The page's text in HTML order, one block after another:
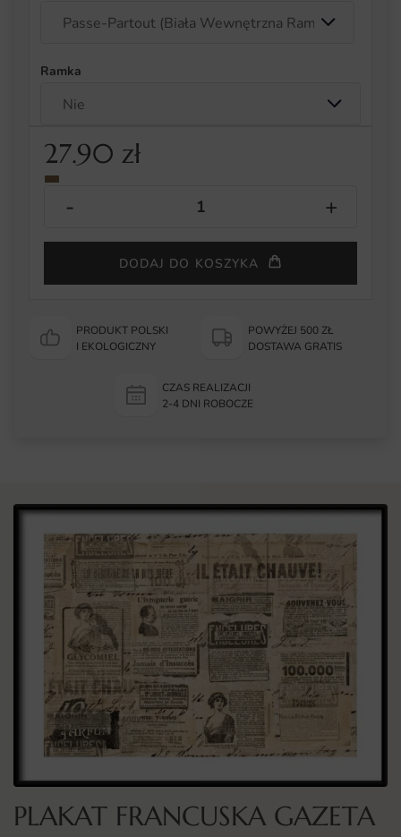
Ramka
27.90 zł
DODAJ DO KOSZYKA
PRODUKT POLSKI
I EKOLOGICZNY
POWYŻEJ 500 ZŁ
DOSTAWA GRATIS
CZAS REALIZACJI
2-4 DNI ROBOCZE
PLAKAT FRANCUSKA GAZETA